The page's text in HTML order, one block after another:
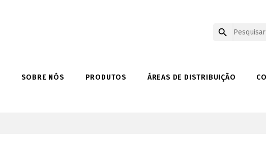

SOBRE NÓS PRODUTOS ÁREAS DE DISTRIBUIÇÃO